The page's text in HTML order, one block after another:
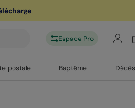
Espace Pro
postale Baptême Décès